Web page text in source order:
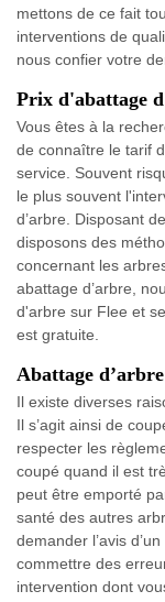
mettons de ce fait
interventions de
nous confier votre
Prix d'abattage
Vous êtes à la
de connaître le tarif
service. Souvent
le plus souvent
d’arbre. Disposant
disposons des
concernant les
abattage d’arbre,
d'arbre sur Flee et
est gratuite.
Abattage
Il existe diverses
Il s’agit ainsi de
respecter les
coupé quand il est
peut être emporté
santé des autres
demander l’avis
commettre des
intervention dont